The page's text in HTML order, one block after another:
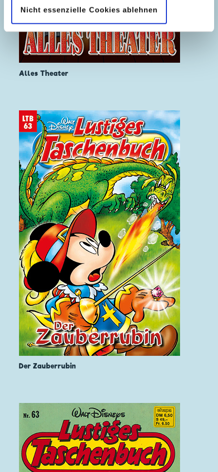
Nicht essenzielle Cookies ablehnen
Alles Theater
Der Zauberrubin